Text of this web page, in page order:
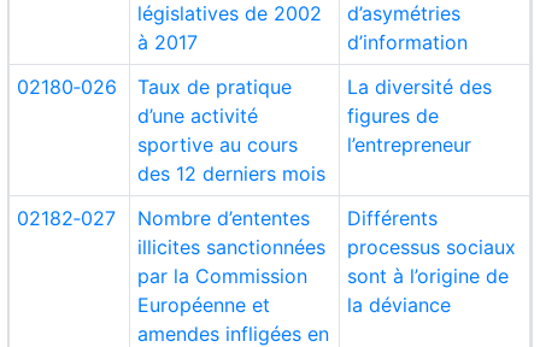
législatives de 2002
à 2017
d’asymétries
d’information
02180‑026
Taux de pratique
d’une activité
sportive au cours
des 12 derniers mois
La diversité des
figures de
l’entrepreneur
02182‑027
Nombre d’ententes
illicites sanctionnées
par la Commission
Européenne et
amendes infligées en
Différents
processus sociaux
sont à l’origine de
la déviance